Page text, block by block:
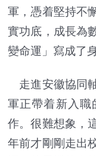
軍，憑着堅持不
實功底，成長為
變命運」寫成了
走進安徽協同
軍正帶着新入職
作。很難想象，
年前才剛剛走出